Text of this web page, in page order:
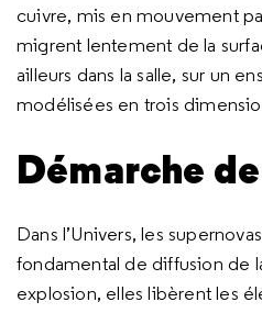
cuivre, mis en mouvement
migrent lentement de la
ailleurs dans la salle, sur un
modélisées en trois
Démarche
Dans l’Univers, les
fondamental de diffusion de
explosion, elles libèrent les